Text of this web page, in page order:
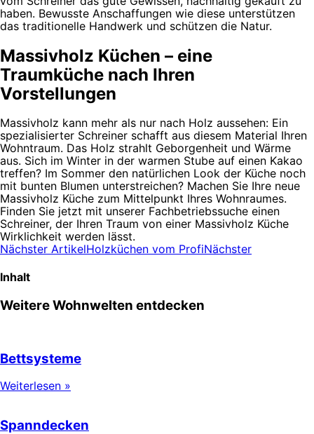
haben. Bewusste Anschaffungen wie diese unterstützen
das traditionelle Handwerk und schützen die Natur.
Massivholz Küchen – eine
Traumküche nach Ihren
Vorstellungen
Massivholz kann mehr als nur nach Holz aussehen: Ein
spezialisierter Schreiner schafft aus diesem Material Ihren
Wohntraum. Das Holz strahlt Geborgenheit und Wärme
aus. Sich im Winter in der warmen Stube auf einen Kakao
treffen? Im Sommer den natürlichen Look der Küche noch
mit bunten Blumen unterstreichen? Machen Sie Ihre neue
Massivholz Küche zum Mittelpunkt Ihres Wohnraumes.
Finden Sie jetzt mit unserer Fachbetriebssuche einen
Schreiner, der Ihren Traum von einer Massivholz Küche
Wirklichkeit werden lässt.
Nächster ArtikelHolzküchen vom ProfiNächster
Inhalt
Weitere Wohnwelten entdecken
Bettsysteme
Weiterlesen »
Spanndecken